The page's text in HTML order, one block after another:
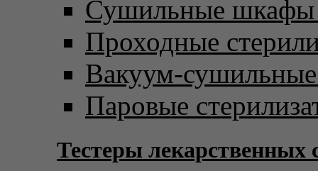
Сушильные шкафы
Проходные
Вакуум-
Паровые
Тестеры лекарственных